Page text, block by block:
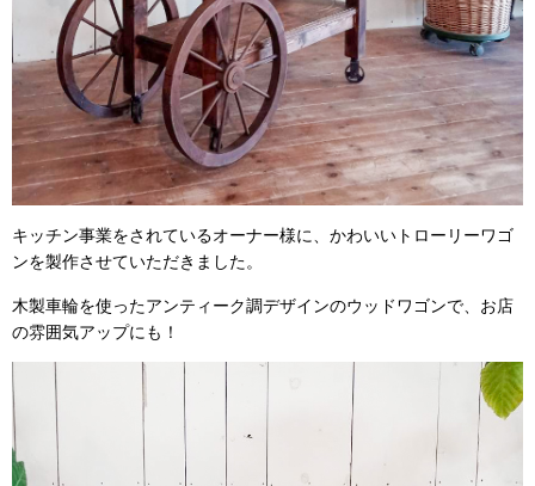
キッチン事業をされているオーナー様に、かわいいトローリーワゴ
ンを製作させていただきました。
木製車輪を使ったアンティーク調デザインのウッドワゴンで、お店
の雰囲気アップにも！